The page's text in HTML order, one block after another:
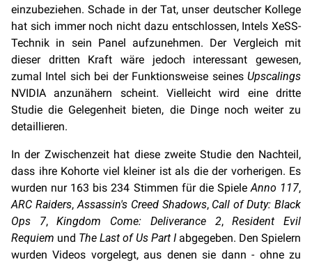
einzubeziehen. Schade in der Tat, unser deutscher Kollege
hat sich immer noch nicht dazu entschlossen, Intels XeSS-
Technik in sein Panel aufzunehmen. Der Vergleich mit
dieser dritten Kraft wäre jedoch interessant gewesen,
zumal Intel sich bei der Funktionsweise seines Upscalings
NVIDIA anzunähern scheint. Vielleicht wird eine dritte
Studie die Gelegenheit bieten, die Dinge noch weiter zu
detaillieren.
In der Zwischenzeit hat diese zweite Studie den Nachteil,
dass ihre Kohorte viel kleiner ist als die der vorherigen. Es
wurden nur 163 bis 234 Stimmen für die Spiele Anno 117,
ARC Raiders, Assassin's Creed Shadows, Call of Duty: Black
Ops 7,Kingdom Come: Deliverance 2,Resident Evil
Requiem und The Last of Us Part Iabgegeben. Den Spielern
wurden Videos vorgelegt, aus denen sie dann - ohne zu